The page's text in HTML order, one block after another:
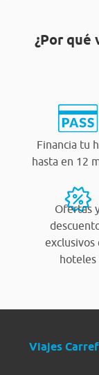
¿Por qué
Financia tu
hasta en 12
Ofertas
exclusivos
hoteles
Viajes